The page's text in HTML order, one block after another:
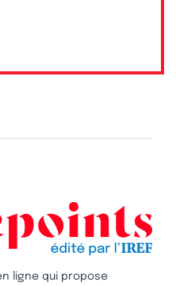
ligne qui propose